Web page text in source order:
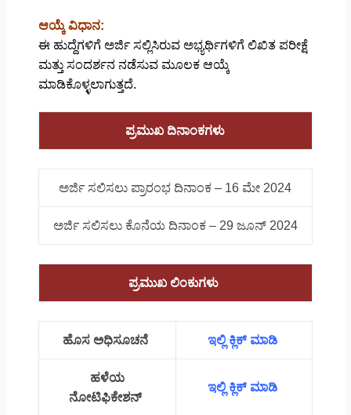
ಆಯ್ಕೆ ವಿಧಾನ:
ಈ ಹುದ್ದೆಗಳಿಗೆ ಅರ್ಜಿ ಸಲ್ಲಿಸಿರುವ ಅಭ್ಯರ್ಥಿಗಳಿಗೆ ಲಿಖಿತ ಪರೀಕ್ಷೆ
ಮತ್ತು ಸಂದರ್ಶನ ನಡೆಸುವ ಮೂಲಕ ಆಯ್ಕೆ
ಮಾಡಿಕೊಳ್ಳಲಾಗುತ್ತದೆ.
ಪ್ರಮುಖ ದಿನಾಂಕಗಳು
ಅರ್ಜಿ ಸಲಿಸಲು ಪ್ರಾರಂಭ ದಿನಾಂಕ – 16 ಮೇ 2024
ಅರ್ಜಿ ಸಲಿಸಲು ಕೊನೆಯ ದಿನಾಂಕ – 29 ಜೂನ್ 2024
ಪ್ರಮುಖ ಲಿಂಕುಗಳು
ಹೊಸ ಅಧಿಸೂಚನೆ ಇಲ್ಲಿ ಕ್ಲಿಕ್ ಮಾಡಿ
ಹಳೆಯ
ನೋಟಿಫಿಕೇಶನ್
ಇಲ್ಲಿ ಕ್ಲಿಕ್ ಮಾಡಿ